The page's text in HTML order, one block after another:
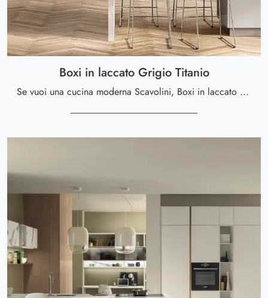
Boxi in laccato Grigio Titanio
Se vuoi una cucina moderna Scavolini, Boxi in laccato Grigio Titanio in laccato opaco ti sta aspettando nel nostro negozio di Cucine Moderne con ...